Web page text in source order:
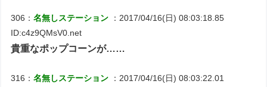
306：名無しステーション
：2017/04/16(日) 08:03:18.85
ID:c4z9QMsV0.net
貴重なポップコーンが……
316：名無しステーション
：2017/04/16(日) 08:03:22.01